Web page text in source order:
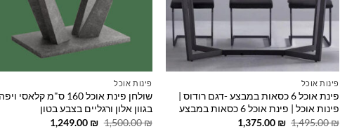
פינות אוכל
פינת אוכל 6 כסאות במבצע -דגם רודוס |
פינות אוכל | פינת אוכל 6 כסאות במבצע
1,495.00₪
המחיר
1,375.00 ₪
פינות אוכל
שולחן פינת אוכל 160 ס"מ
בגוון אלון ורגליים בצבע בטון
1,500.00₪
המחיר
1,249.00 ₪
המחיר